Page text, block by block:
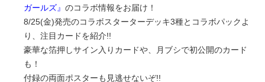
ガールズ』 のコラボ情報をお届け！
8/25(金)発売のコラボスターターデッキ3種とコラボパックよ
り、注目カードを紹介!!
豪華な箔押しサイン入りカードや、月ブシで初公開のカード
も！
付録の両面ポスターも見逃せないぞ!!